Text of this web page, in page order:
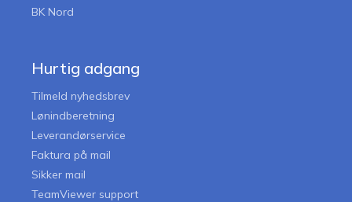
BK Nord
Hurtig adgang
Tilmeld nyhedsbrev
Lønindberetning
Leverandørservice
Faktura på mail
Sikker mail
TeamViewer support